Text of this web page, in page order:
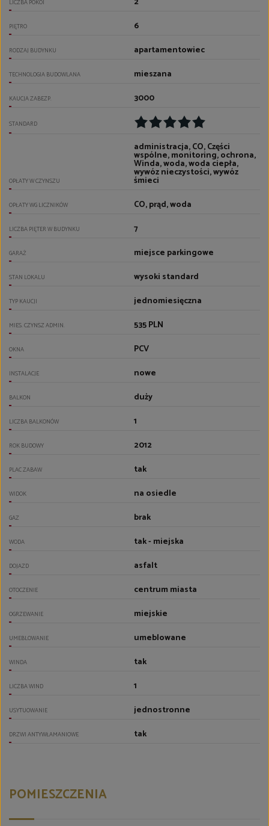
LICZBA POKOI
PIĘTRO 6
RODZAJ BUDYNKU apartamentowiec
TECHNOLOGIA BUDOWLANA mieszana
KAUCJA ZABEZP. 3000
STANDARD
OPŁATY W CZYNSZU
administracja, CO, Części
wspólne, monitoring, ochrona,
Winda, woda, woda ciepła,
wywóz nieczystości, wywóz
śmieci
OPŁATY WG LICZNIKÓW CO, prąd, woda
LICZBA PIĘTER W BUDYNKU 7
GARAŻ miejsce parkingowe
STAN LOKALU wysoki standard
TYP KAUCJI jednomiesięczna
MIES. CZYNSZ ADMIN. 535 PLN
OKNA PCV
INSTALACJE nowe
BALKON duży
LICZBA BALKONÓW 1
ROK BUDOWY 2012
PLAC ZABAW tak
WIDOK na osiedle
GAZ brak
WODA tak - miejska
DOJAZD asfalt
OTOCZENIE centrum miasta
OGRZEWANIE miejskie
UMEBLOWANIE umeblowane
WINDA tak
LICZBA WIND 1
USYTUOWANIE jednostronne
DRZWI ANTYWŁAMANIOWE tak
POMIESZCZENIA